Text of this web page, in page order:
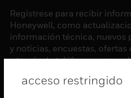
Regístrese para recibir
Honeywell, como
información técnica, nuevos
y noticias, encuestas, ofertas
a través de teléfono, correo
acceso restringido